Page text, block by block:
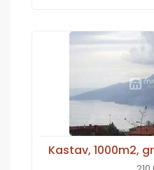
Kastav, 1000m2,